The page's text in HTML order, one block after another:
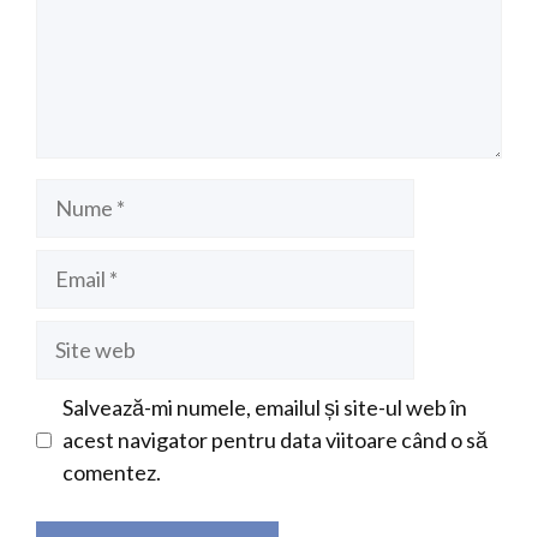
Salvează-mi numele, emailul și site-ul web în
acest navigator pentru data viitoare când o să
comentez.